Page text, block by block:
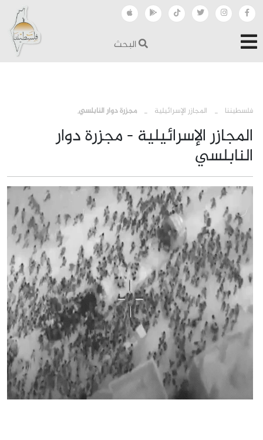
البحث
فلسطيننا › المجازر الإسرائيلية مجزرة دوار النابلسي
المجازر الإسرائيلية - مجزرة دوار
النابلسي